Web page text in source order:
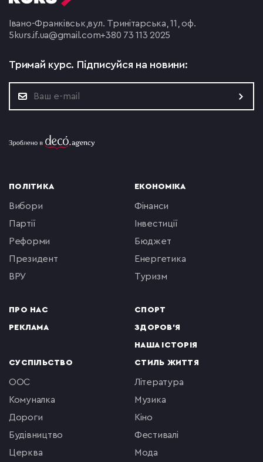
Івано-Франківськ, вул. Тринітарська, 11, оф.
5 kurs.if.ua@gmail.com+380 73 113 2025
Тримай курс. Підписуйся на новини:
ПОЛІТИКА
вибори
партії
реформи
президент
ВРУ
ПРО НАС
РЕКЛАМА
ЕКОНОМІКА
фінанси
інвестиції
бюджет
енергетика
туризм
СПОРТ
ЗДОРОВ'Я
НАША ІСТОРІЯ
СУСПІЛЬСТВО
ООС
комуналка
Дороги
будівництво
церква
СТИЛЬ ЖИТТЯ
література
музика
кіно
фестивалі
мода